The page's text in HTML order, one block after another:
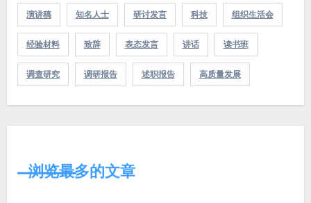
演讲稿 知名人士 研讨发言 科技 组织生活会
经验材料 致辞 表态发言 讲话 读书班
调查研究 调研报告 述职报告 高质量发展
浏览最多的文章